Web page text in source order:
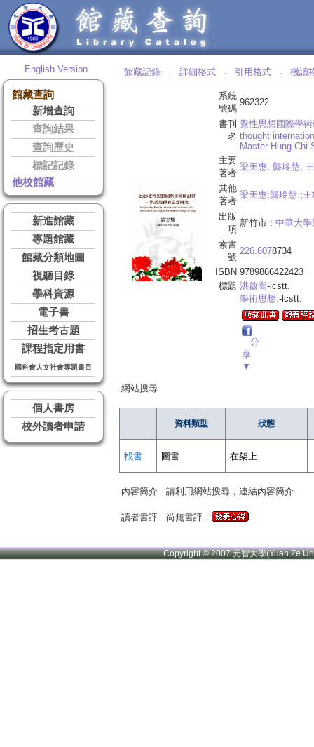
English Version
館藏查詢
新增查詢
查詢結果
查詢歷史
標記記錄
他校館藏
新進館藏
專題館藏
館藏分類地圖
視聽目錄
學科資源
電子書
招生考古題
課程指定用書
國科會人文社會專題書目
個人書房
校外讀者申請
館藏記錄 ‧ 詳細格式 ‧ 引用格式 ‧ 機讀
系統
號碼
962322
書刊
名
覺性思想國際學
thought
Master Hung Chi
主要
著者
梁美惠, 龔玲慧,
其他
著者
梁美惠;龔玲慧 ;王
出版
項
新竹市 : 中華大
索書
號
226.6078734
ISBN 9789866422423
標題 洪啟嵩-lcstt.
學術思想.-lcstt.
分
享
▼
網站搜尋
資料類型 狀態
找書 圖書 在架上
內容簡介 請利用網站搜尋，連結內容簡介
讀者書評 尚無書評，
Copyright © 2007 元智大學(Yuan Ze